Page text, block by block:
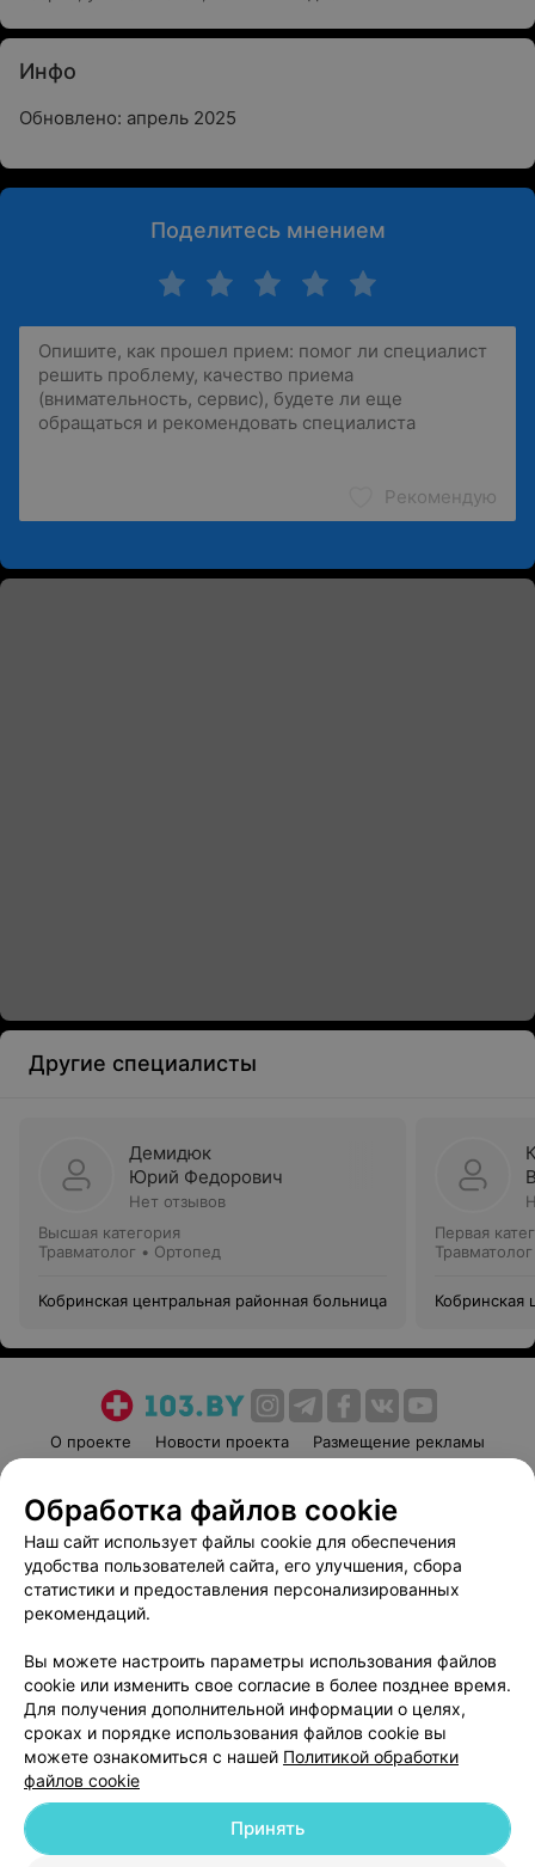
Инфо
Обновлено: апрель 2025
Поделитесь мнением
Рекомендую
Другие специалисты
Демидюк
Юрий Федорович
Нет отзывов
Высшая категория
Травматолог • Ортопед
Кобринская центральная районная больница
Первая
Кобринская
О проекте Новости проекта
Размещение рекламы
Пользовательское соглашение
Способы оплаты
Вакансии
Партнеры
Написать руководителю 103.by
Обработка персональных данных
© 2026 ООО «Артокс Лаб», УНП 191700409
| 220012, Республика Беларусь,
Обработка файлов cookie
Наш сайт использует файлы cookie для обеспечения
удобства пользователей сайта, его улучшения, сбора
статистики и предоставления персонализированных
рекомендаций.
Вы можете настроить параметры использования файлов
cookie или изменить свое согласие в более позднее время.
Для получения дополнительной информации о целях,
сроках и порядке использования файлов cookie вы
можете ознакомиться с нашей Политикой обработки
файлов cookie
Принять